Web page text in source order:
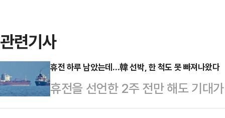
관련기사
휴전 하루 남았는데…韓 선박, 한 척도 못 빠져나왔다
휴전을 선언한 2주 전만 해도 기대
있다. 호르무즈 해협에 갇힌 26척